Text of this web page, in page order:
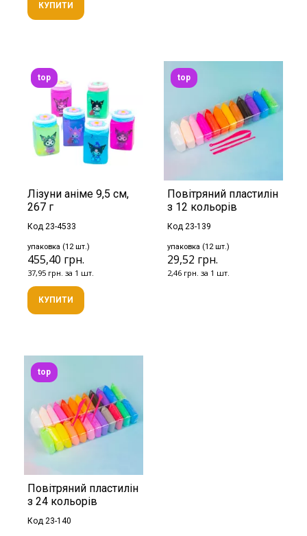
КУПИТИ
Лізуни аніме 9,5 см,
267 г
Код 23-4533
упаковка (12 шт.)
455,40 грн.
37,95 грн. за 1 шт.
top
КУПИТИ
Повітряний пластилін
з 12 кольорів
Код 23-139
упаковка (12 шт.)
29,52 грн.
2,46 грн. за 1 шт.
top
Повітряний пластилін
з 24 кольорів
Код 23-140
top